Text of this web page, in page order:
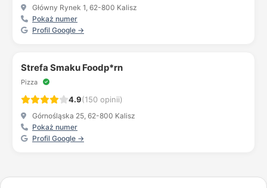
Główny Rynek 1, 62-800 Kalisz
Pokaż numer
Profil Google →
Strefa Smaku Foodp*rn
Pizza
4.9(150 opinii)
Górnośląska 25, 62-800 Kalisz
Pokaż numer
Profil Google →